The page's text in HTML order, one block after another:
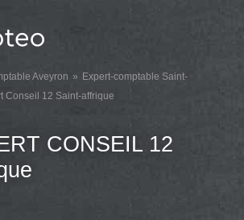
Aveyron
Expert-comptable Saint-
Conseil 12 Saint-affrique
CONSEIL 12